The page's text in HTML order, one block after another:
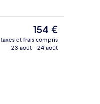
Le
prix
actuel
154 €
taxes et frais compris
23 août - 24 août